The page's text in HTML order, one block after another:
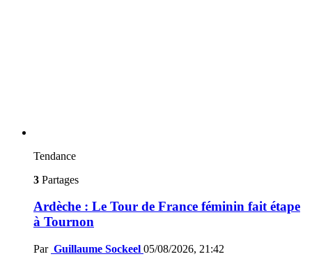
Tendance
3 Partages
Ardèche : Le Tour de France féminin fait étape
à Tournon
Par Guillaume Sockeel 05/08/2026, 21:42